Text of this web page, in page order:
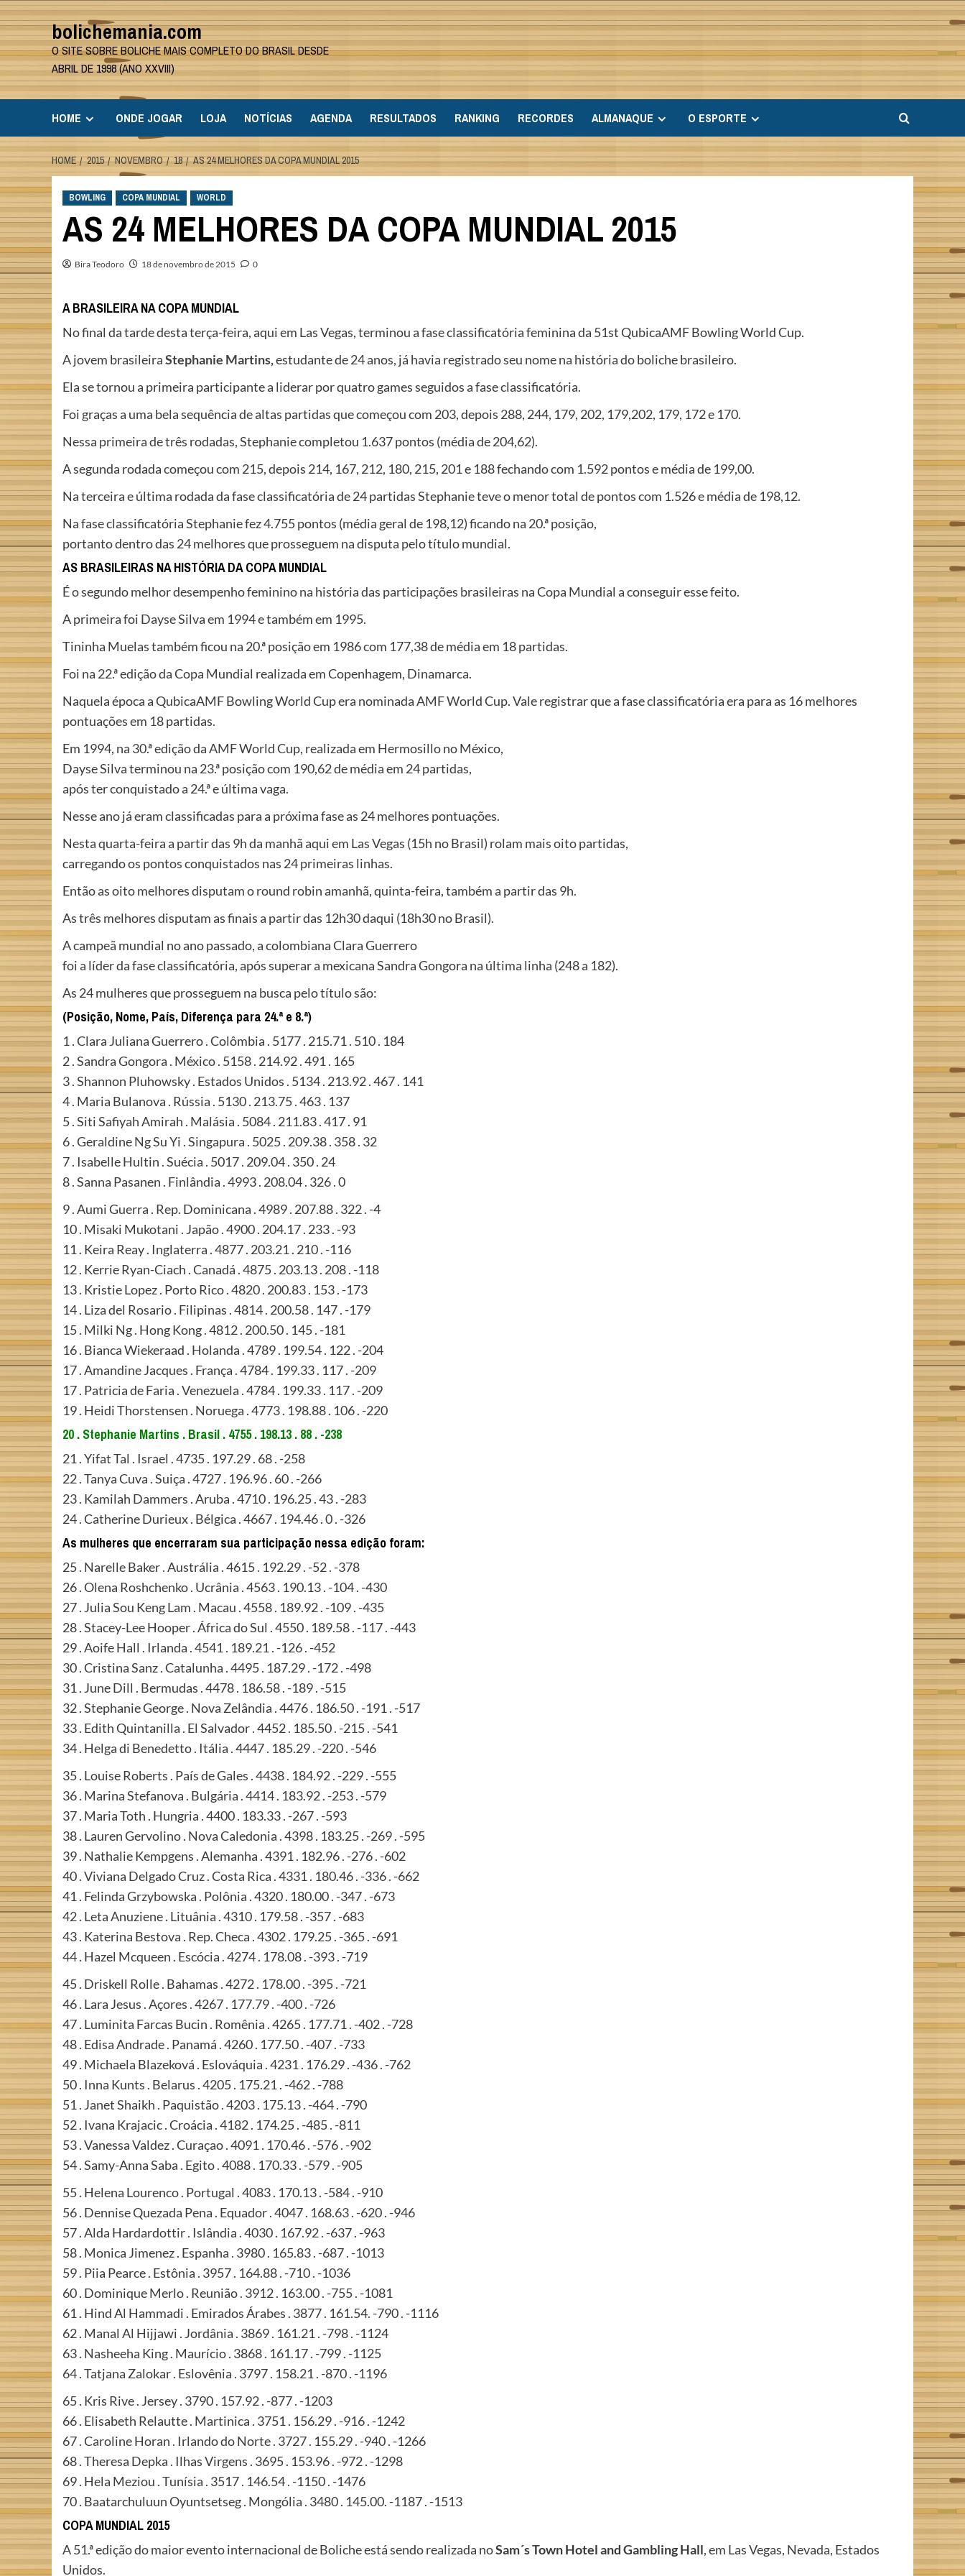
Skip
to
content
bolichemania.com
O SITE SOBRE BOLICHE MAIS COMPLETO DO BRASIL DESDE
ABRIL DE 1998 (ANO XXVIII)
HOME ONDE JOGAR LOJA NOTÍCIAS AGENDA RESULTADOS RANKING RECORDES ALMANAQUE O ESPORTE
HOME 2015 NOVEMBRO 18 AS 24 MELHORES DA COPA MUNDIAL 2015
BOWLING COPA MUNDIAL WORLD
AS 24 MELHORES DA COPA MUNDIAL 2015
Bira Teodoro 18 de novembro de 2015 0
A BRASILEIRA NA COPA MUNDIAL
No final da tarde desta terça-feira, aqui em Las Vegas, terminou a fase classificatória feminina da 51st QubicaAMF Bowling World Cup.
A jovem brasileiraStephanie Martins,estudante de 24 anos, já havia registrado seu nome na história do boliche brasileiro.
Ela se tornou a primeira participante a liderar por quatro games seguidos a fase classificatória.
Foi graças a uma bela sequência de altas partidas que começou com 203, depois 288, 244, 179, 202, 179,202, 179, 172 e 170.
Nessa primeira de três rodadas, Stephanie completou 1.637 pontos (média de 204,62).
A segunda rodada começou com 215, depois 214, 167, 212, 180, 215, 201 e 188 fechando com 1.592 pontos e média de 199,00.
Na terceira e última rodada da fase classificatória de 24 partidas Stephanie teve o menor total de pontos com 1.526 e média de 198,12.
Na fase classificatória Stephanie fez 4.755 pontos (média geral de 198,12) ficando na 20.ª posição,
portanto dentro das 24 melhores que prosseguem na disputa pelo título mundial.
AS BRASILEIRAS NA HISTÓRIA DA COPA MUNDIAL
É o segundo melhor desempenho feminino na história das participações brasileiras na Copa Mundial a conseguir esse feito.
A primeira foi Dayse Silva em 1994 e também em 1995.
Tininha Muelas também ficou na 20.ª posição em 1986 com 177,38 de média em 18 partidas.
Foi na 22.ª edição da Copa Mundial realizada em Copenhagem, Dinamarca.
Naquela época a QubicaAMF Bowling World Cup era nominada AMF World Cup. Vale registrar que a fase classificatória era para as 16 melhores
pontuações em 18 partidas.
Em 1994, na 30.ª edição da AMF World Cup, realizada em Hermosillo no México,
Dayse Silva terminou na 23.ª posição com 190,62 de média em 24 partidas,
após ter conquistado a 24.ª e última vaga.
Nesse ano já eram classificadas para a próxima fase as 24 melhores pontuações.
Nesta quarta-feira a partir das 9h da manhã aqui em Las Vegas (15h no Brasil) rolam mais oito partidas,
carregando os pontos conquistados nas 24 primeiras linhas.
Então as oito melhores disputam o round robin amanhã, quinta-feira, também a partir das 9h.
As três melhores disputam as finais a partir das 12h30 daqui (18h30 no Brasil).
A campeã mundial no ano passado, a colombiana Clara Guerrero
foi a líder da fase classificatória, após superar a mexicana Sandra Gongora na última linha (248 a 182).
As 24 mulheres que prosseguem na busca pelo título são:
(Posição, Nome, País, Diferença para 24.ª e 8.ª)
1 . Clara Juliana Guerrero . Colômbia . 5177 . 215.71 . 510 . 184
2 . Sandra Gongora . México . 5158 . 214.92 . 491 . 165
3 . Shannon Pluhowsky . Estados Unidos . 5134 . 213.92 . 467 . 141
4 . Maria Bulanova . Rússia . 5130 . 213.75 . 463 . 137
5 . Siti Safiyah Amirah . Malásia . 5084 . 211.83 . 417 . 91
6 . Geraldine Ng Su Yi . Singapura . 5025 . 209.38 . 358 . 32
7 . Isabelle Hultin . Suécia . 5017 . 209.04 . 350 . 24
8 . Sanna Pasanen . Finlândia . 4993 . 208.04 . 326 . 0
9 . Aumi Guerra . Rep. Dominicana . 4989 . 207.88 . 322 . -4
10 . Misaki Mukotani . Japão . 4900 . 204.17 . 233 . -93
11 . Keira Reay . Inglaterra . 4877 . 203.21 . 210 . -116
12 . Kerrie Ryan-Ciach . Canadá . 4875 . 203.13 . 208 . -118
13 . Kristie Lopez . Porto Rico . 4820 . 200.83 . 153 . -173
14 . Liza del Rosario . Filipinas . 4814 . 200.58 . 147 . -179
15 . Milki Ng . Hong Kong . 4812 . 200.50 . 145 . -181
16 . Bianca Wiekeraad . Holanda . 4789 . 199.54 . 122 . -204
17 . Amandine Jacques . França . 4784 . 199.33 . 117 . -209
17 . Patricia de Faria . Venezuela . 4784 . 199.33 . 117 . -209
19 . Heidi Thorstensen . Noruega . 4773 . 198.88 . 106 . -220
20 . Stephanie Martins . Brasil . 4755 . 198.13 . 88 . -238
21 . Yifat Tal . Israel . 4735 . 197.29 . 68 . -258
22 . Tanya Cuva . Suiça . 4727 . 196.96 . 60 . -266
23 . Kamilah Dammers . Aruba . 4710 . 196.25 . 43 . -283
24 . Catherine Durieux . Bélgica . 4667 . 194.46 . 0 . -326
As mulheres que encerraram sua participação nessa edição foram:
25 . Narelle Baker . Austrália . 4615 . 192.29 . -52 . -378
26 . Olena Roshchenko . Ucrânia . 4563 . 190.13 . -104 . -430
27 . Julia Sou Keng Lam . Macau . 4558 . 189.92 . -109 . -435
28 . Stacey-Lee Hooper . África do Sul . 4550 . 189.58 . -117 . -443
29 . Aoife Hall . Irlanda . 4541 . 189.21 . -126 . -452
30 . Cristina Sanz . Catalunha . 4495 . 187.29 . -172 . -498
31 . June Dill . Bermudas . 4478 . 186.58 . -189 . -515
32 . Stephanie George . Nova Zelândia . 4476 . 186.50 . -191 . -517
33 . Edith Quintanilla . El Salvador . 4452 . 185.50 . -215 . -541
34 . Helga di Benedetto . Itália . 4447 . 185.29 . -220 . -546
35 . Louise Roberts . País de Gales . 4438 . 184.92 . -229 . -555
36 . Marina Stefanova . Bulgária . 4414 . 183.92 . -253 . -579
37 . Maria Toth . Hungria . 4400 . 183.33 . -267 . -593
38 . Lauren Gervolino . Nova Caledonia . 4398 . 183.25 . -269 . -595
39 . Nathalie Kempgens . Alemanha . 4391 . 182.96 . -276 . -602
40 . Viviana Delgado Cruz . Costa Rica . 4331 . 180.46 . -336 . -662
41 . Felinda Grzybowska . Polônia . 4320 . 180.00 . -347 . -673
42 . Leta Anuziene . Lituânia . 4310 . 179.58 . -357 . -683
43 . Katerina Bestova . Rep. Checa . 4302 . 179.25 . -365 . -691
44 . Hazel Mcqueen . Escócia . 4274 . 178.08 . -393 . -719
45 . Driskell Rolle . Bahamas . 4272 . 178.00 . -395 . -721
46 . Lara Jesus . Açores . 4267 . 177.79 . -400 . -726
47 . Luminita Farcas Bucin . Romênia . 4265 . 177.71 . -402 . -728
48 . Edisa Andrade . Panamá . 4260 . 177.50 . -407 . -733
49 . Michaela Blazeková . Eslováquia . 4231 . 176.29 . -436 . -762
50 . Inna Kunts . Belarus . 4205 . 175.21 . -462 . -788
51 . Janet Shaikh . Paquistão . 4203 . 175.13 . -464 . -790
52 . Ivana Krajacic . Croácia . 4182 . 174.25 . -485 . -811
53 . Vanessa Valdez . Curaçao . 4091 . 170.46 . -576 . -902
54 . Samy-Anna Saba . Egito . 4088 . 170.33 . -579 . -905
55 . Helena Lourenco . Portugal . 4083 . 170.13 . -584 . -910
56 . Dennise Quezada Pena . Equador . 4047 . 168.63 . -620 . -946
57 . Alda Hardardottir . Islândia . 4030 . 167.92 . -637 . -963
58 . Monica Jimenez . Espanha . 3980 . 165.83 . -687 . -1013
59 . Piia Pearce . Estônia . 3957 . 164.88 . -710 . -1036
60 . Dominique Merlo . Reunião . 3912 . 163.00 . -755 . -1081
61 . Hind Al Hammadi . Emirados Árabes . 3877 . 161.54. -790 . -1116
62 . Manal Al Hijjawi . Jordânia . 3869 . 161.21 . -798 . -1124
63 . Nasheeha King . Maurício . 3868 . 161.17 . -799 . -1125
64 . Tatjana Zalokar . Eslovênia . 3797 . 158.21 . -870 . -1196
65 . Kris Rive . Jersey . 3790 . 157.92 . -877 . -1203
66 . Elisabeth Relautte . Martinica . 3751 . 156.29 . -916 . -1242
67 . Caroline Horan . Irlando do Norte . 3727 . 155.29 . -940 . -1266
68 . Theresa Depka . Ilhas Virgens . 3695 . 153.96 . -972 . -1298
69 . Hela Meziou . Tunísia . 3517 . 146.54 . -1150 . -1476
70 . Baatarchuluun Oyuntsetseg . Mongólia . 3480 . 145.00. -1187 . -1513
COPA MUNDIAL 2015
A 51.ª edição do maior evento internacional de Boliche está sendo realizada noSam´s Town Hotel and Gambling Hall, em Las Vegas, Nevada, Estados
Unidos.